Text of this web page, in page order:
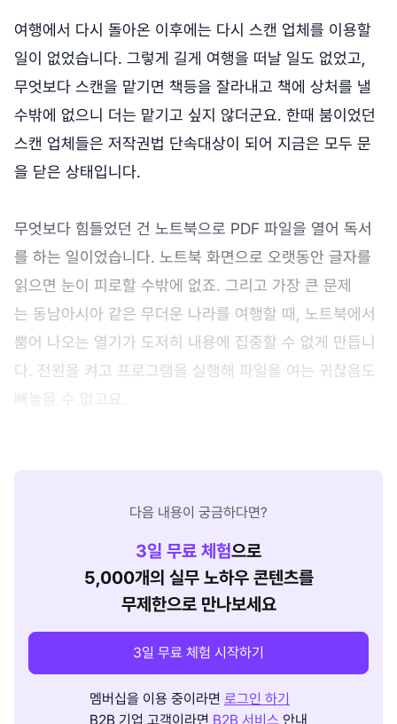
여행에서 다시 돌아온 이후에는 다시 스캔 업체를 이용할
일이 없었습니다. 그렇게 길게 여행을 떠날 일도 없었고,
무엇보다 스캔을 맡기면 책등을 잘라내고 책에 상처를 낼
수밖에 없으니 더는 맡기고 싶지 않더군요. 한때 붐이었던
스캔 업체들은 저작권법 단속대상이 되어 지금은 모두 문
을 닫은 상태입니다.
무엇보다 힘들었던 건 노트북으로 PDF 파일을 열어 독서
를 하는 일이었습니다. 노트북 화면으로 오랫동안 글자를
읽으면 눈이 피로할 수밖에 없죠. 그리고 가장 큰 문제
는 동남아시아 같은 무더운 나라를 여행할 때, 노트북에서
뿜어 나오는 열기가 도저히 내용에 집중할 수 없게 만듭니
다. 전원을 켜고 프로그램을 실행해 파일을 여는 귀찮음도
빼놓을 수 없고요.
다음 내용이 궁금하다면?
3일 무료 체험으로
5,000개의 실무 노하우 콘텐츠를
무제한으로 만나보세요
3일 무료 체험 시작하기
멤버십을 이용 중이라면 로그인 하기
B2B 기업 고객이라면 B2B 서비스 안내